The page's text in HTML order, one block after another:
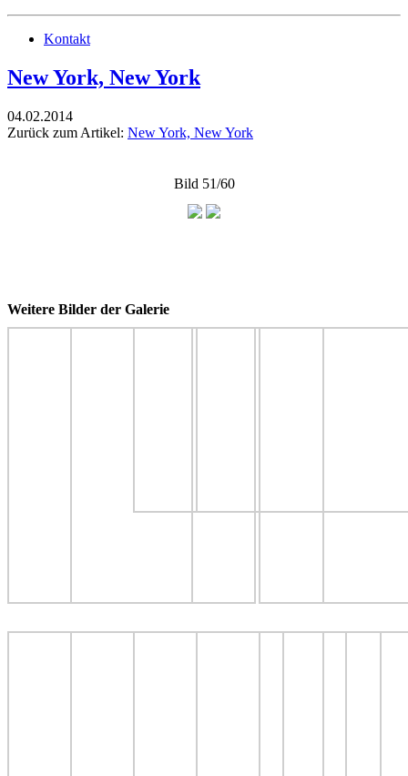
Kontakt
New York, New York
04.02.2014
Zurück zum Artikel: New York, New York
Bild 51/60
Weitere Bilder der Galerie